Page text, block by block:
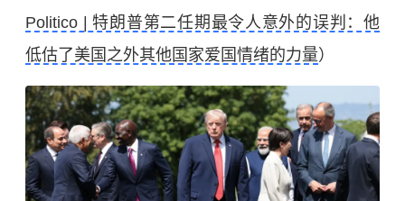
Politico | 特朗普第二任期最令人意外的误判：他
低估了美国之外其他国家爱国情绪的力量）